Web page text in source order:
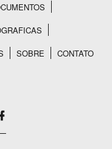
SOBRE CONTATO